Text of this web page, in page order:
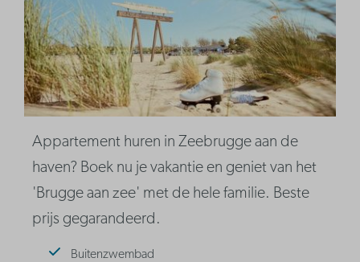
Appartement huren in Zeebrugge aan de
haven? Boek nu je vakantie en geniet van het
'Brugge aan zee' met de hele familie. Beste
prijs gegarandeerd.
Buitenzwembad